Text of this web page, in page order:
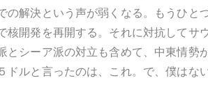
の解決という声が弱くなる。もうひと
核開発を再開する。それに対抗して
とシーア派の対立も含めて、中東情
ドルと言ったのは、これ。で、僕はな